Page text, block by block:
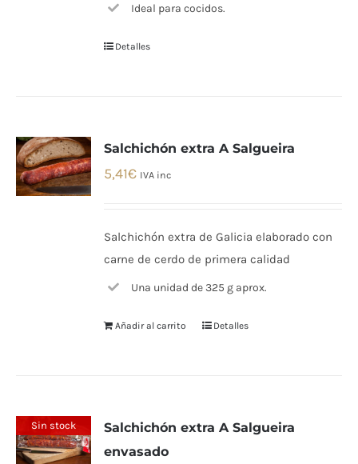
Ideal para cocidos.
Detalles
Salchichón extra A Salgueira
5,41€ IVA inc
Salchichón extra de Galicia elaborado con
carne de cerdo de primera calidad
Una unidad de 325 g aprox.
Añadir al carrito Detalles
Sin stock
Salchichón extra A Salgueira
envasado